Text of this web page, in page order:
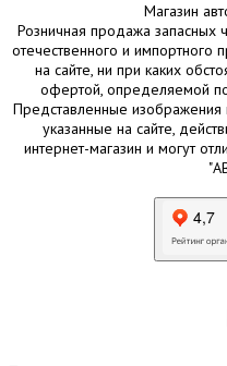
Магазин
Розничная продажа запасных
отечественного и импортного
на сайте, ни при каких
офертой, определяемой
Представленные изображения
указанные на сайте,
интернет-магазин и могут